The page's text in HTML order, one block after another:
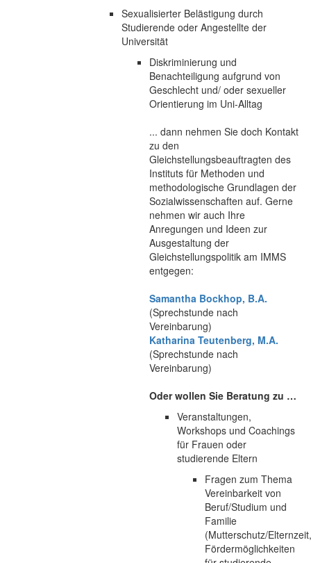
Sexualisierter Belästigung durch
Studierende oder Angestellte der
Universität
Diskriminierung und
Benachteiligung aufgrund von
Geschlecht und/ oder sexueller
Orientierung im Uni-Alltag
... dann nehmen Sie doch Kontakt
zu den
Gleichstellungsbeauftragten des
Instituts für Methoden und
methodologische Grundlagen der
Sozialwissenschaften auf. Gerne
nehmen wir auch Ihre
Anregungen und Ideen zur
Ausgestaltung der
Gleichstellungspolitik am IMMS
entgegen:
Samantha Bockhop, B.A.
(Sprechstunde nach
Vereinbarung)
Katharina Teutenberg, M.A.
(Sprechstunde nach
Vereinbarung)
Oder wollen Sie Beratung zu …
Veranstaltungen,
Workshops und Coachings
für Frauen oder
studierende Eltern
Fragen zum Thema
Vereinbarkeit von
Beruf/Studium und
Familie
(Mutterschutz/Elternzeit,
Fördermöglichkeiten